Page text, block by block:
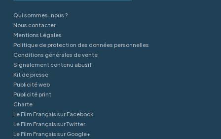
Qui sommes-nous ?
Nous contacter
Mentions Légales
Politique de protection des données personnelles
Conditions générales de vente
Signalement contenu abusif
Kit de presse
Publicité web
Publicité print
Charte
Le Film Français sur Facebook
Le Film Français sur Twitter
Le Film Français sur Google+